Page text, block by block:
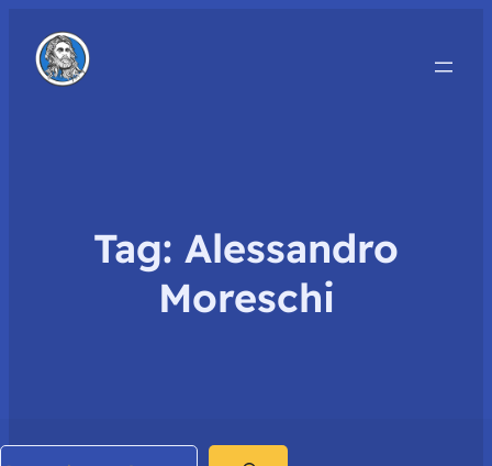
Tag: Alessandro
Moreschi